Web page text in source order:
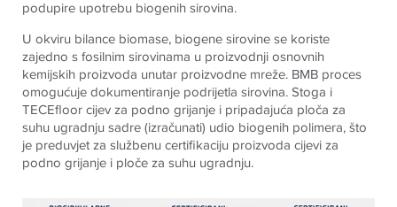
podupire upotrebu biogenih sirovina.
U okviru bilance biomase, biogene sirovine se koriste
zajedno s fosilnim sirovinama u proizvodnji osnovnih
kemijskih proizvoda unutar proizvodne mreže. BMB proces
omogućuje dokumentiranje podrijetla sirovina. Stoga i
TECEfloor cijev za podno grijanje i pripadajuća ploča za
suhu ugradnju sadre (izračunati) udio biogenih polimera, što
je preduvjet za službenu certifikaciju proizvoda cijevi za
podno grijanje i ploče za suhu ugradnju.